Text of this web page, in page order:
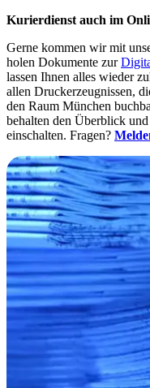
Kurierdienst auch im
Gerne kommen wir mit
holen Dokumente zur
lassen Ihnen alles wieder
allen Druckerzeugnissen,
den Raum München
behalten den Überblick
einschalten. Fragen?